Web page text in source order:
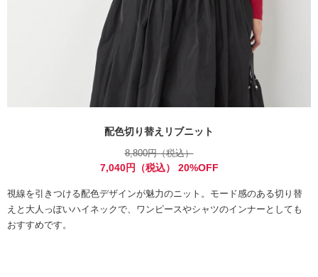
配色切り替えリブニット
8,800円（税込）
7,040円（税込） 20%OFF
視線を引きつける配色デザインが魅力のニット。モード感のある切り替
えと大人っぽいハイネックで、ワンピースやシャツのインナーとしても
おすすめです。